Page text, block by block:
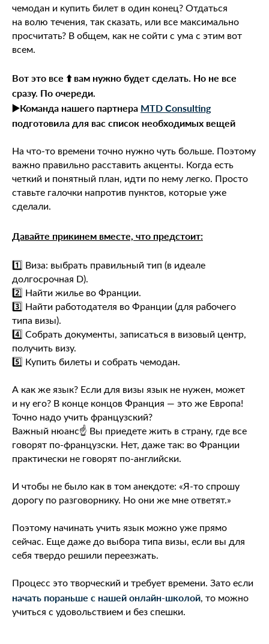
чемодан и купить билет в один конец? Отдаться
на волю течения, так сказать, или все максимально
просчитать? В общем, как не сойти с ума с этим вот
всем.
Вот это все ⬆️ вам нужно будет сделать. Но не все
сразу. По очереди.
▶️Команда нашего партнера MTD Consulting
подготовила для вас список необходимых вещей
На что-то времени точно нужно чуть больше. Поэтому
важно правильно расставить акценты. Когда есть
четкий и понятный план, идти по нему легко. Просто
ставьте галочки напротив пунктов, которые уже
сделали.
Давайте прикинем вместе, что предстоит:
1️⃣ Виза: выбрать правильный тип (в идеале
долгосрочная D).
2️⃣ Найти жилье во Франции.
3️⃣ Найти работодателя во Франции (для рабочего
типа визы).
4️⃣ Собрать документы, записаться в визовый центр,
получить визу.
5️⃣ Купить билеты и собрать чемодан.
А как же язык? Если для визы язык не нужен, может
и ну его? В конце концов Франция — это же Европа!
Точно надо учить французский?
Важный нюанс☝️ Вы приедете жить в страну, где все
говорят по-французски. Нет, даже так: во Франции
практически не говорят по-английски.
И чтобы не было как в том анекдоте: «Я-то спрошу
дорогу по разговорнику. Но они же мне ответят.»
Поэтому начинать учить язык можно уже прямо
сейчас. Еще даже до выбора типа визы, если вы для
себя твердо решили переезжать.
Процесс это творческий и требует времени. Зато если
начать пораньше с нашей онлайн-школой, то можно
учиться с удовольствием и без спешки.